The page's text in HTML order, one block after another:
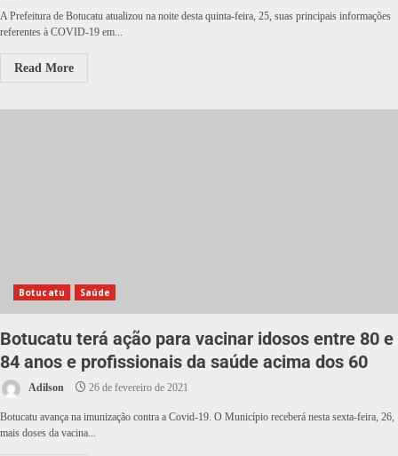
A Prefeitura de Botucatu atualizou na noite desta quinta-feira, 25, suas principais informações
referentes à COVID-19 em...
Read More
Botucatu Saúde
Botucatu terá ação para vacinar idosos entre 80 e
84 anos e profissionais da saúde acima dos 60
Adilson 26 de fevereiro de 2021
Botucatu avança na imunização contra a Covid-19. O Município receberá nesta sexta-feira, 26,
mais doses da vacina...